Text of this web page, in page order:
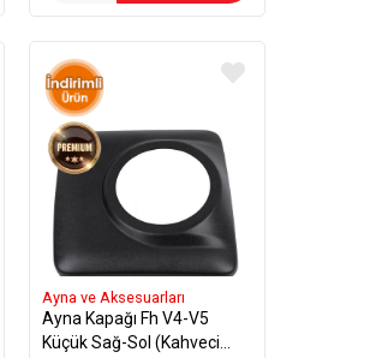
Ayna ve Aksesuarları
Ayna Kapağı Fh V4-V5
Küçük Sağ-Sol (Kahveci